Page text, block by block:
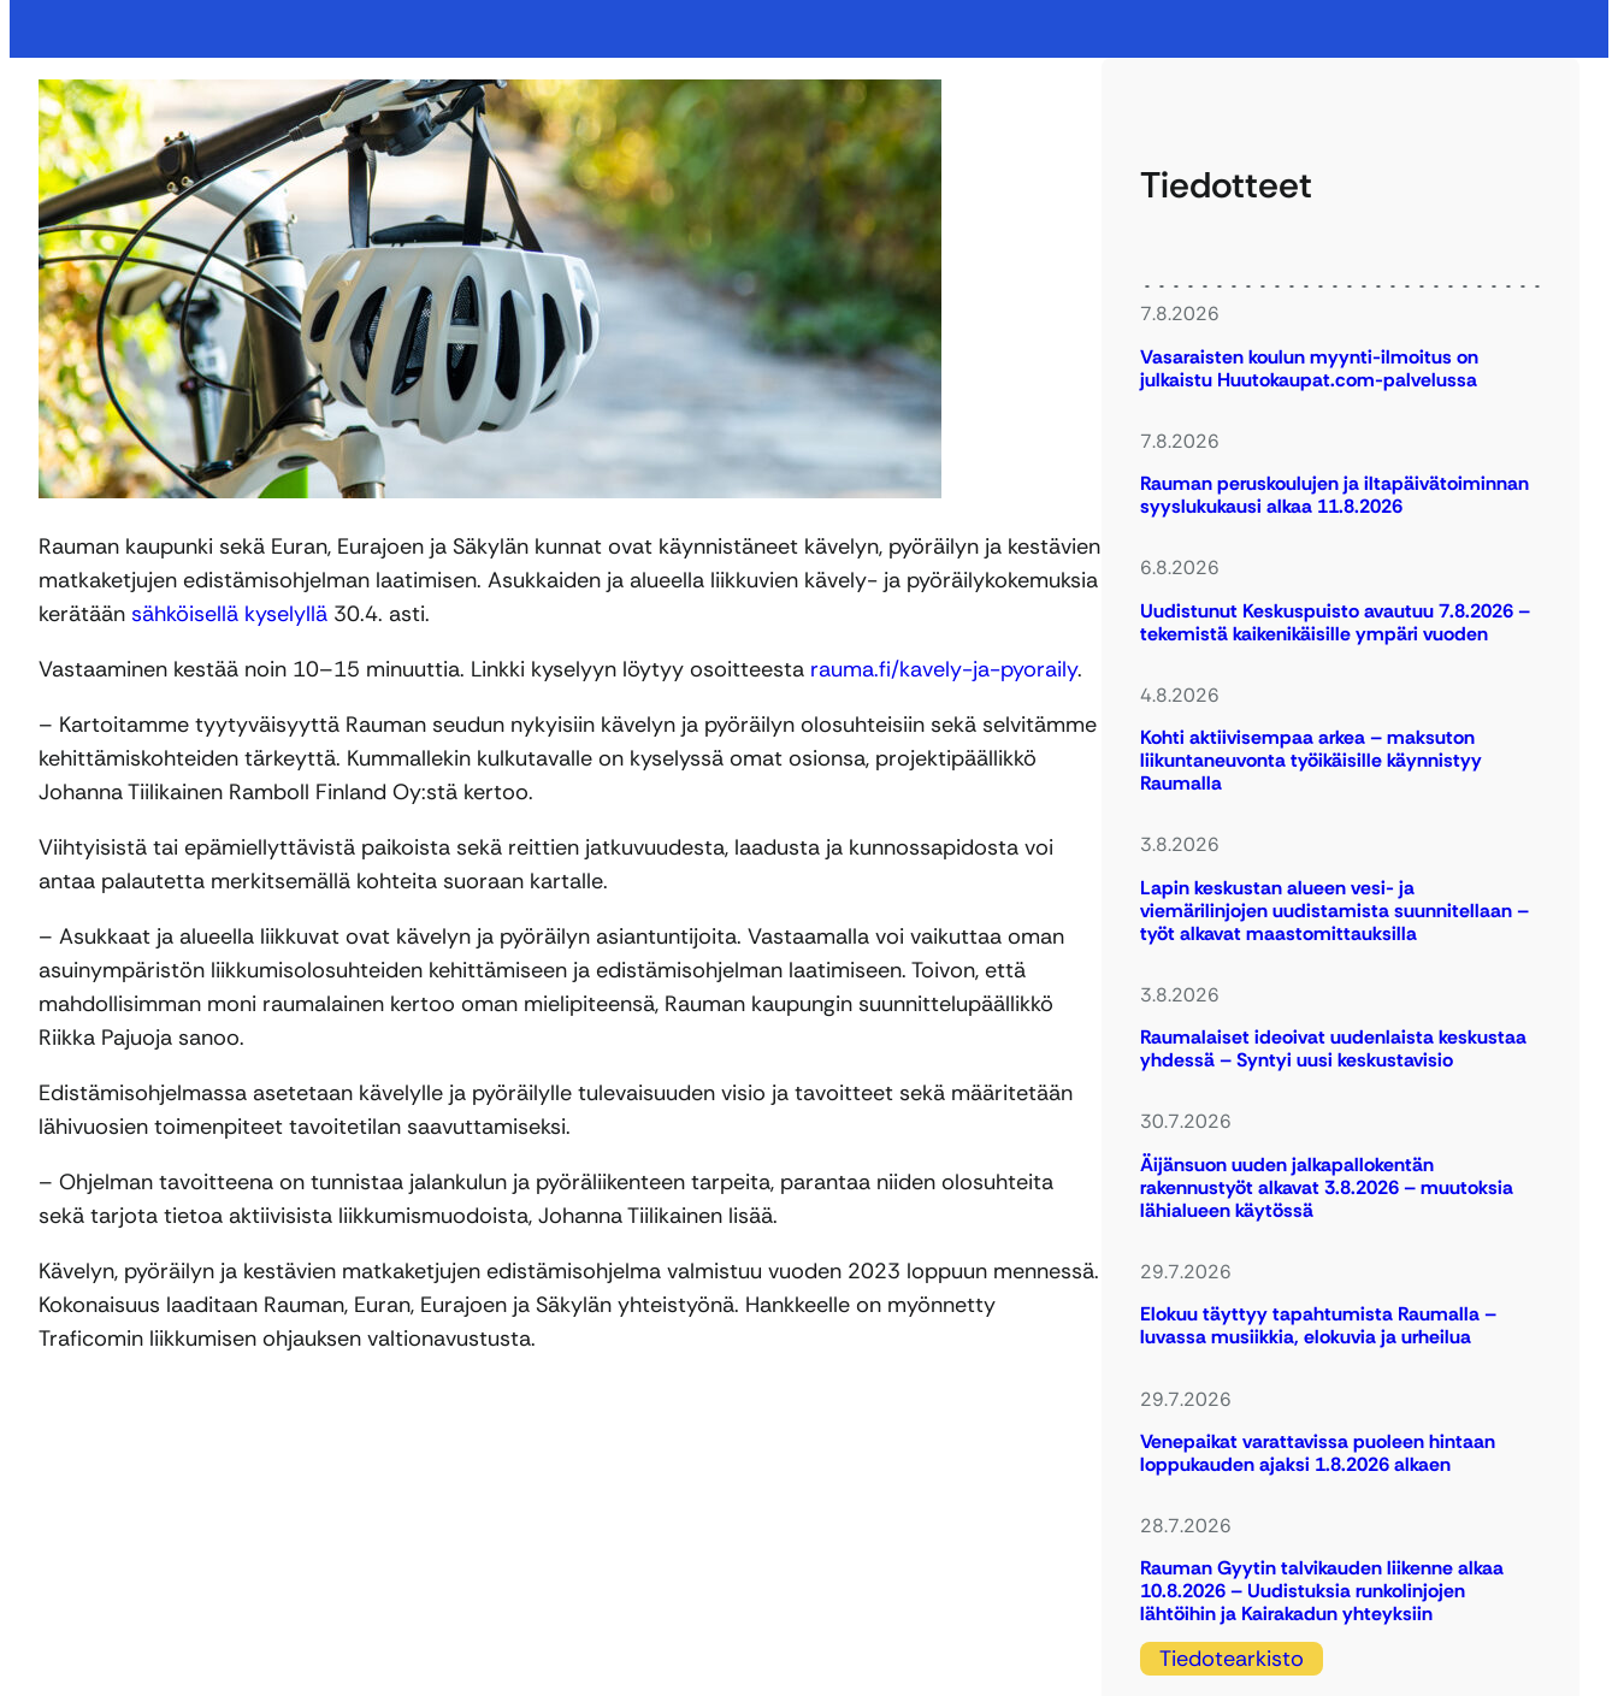
Rauman kaupunki sekä Euran, Eurajoen ja Säkylän kunnat ovat käynnistäneet kävelyn, pyöräilyn ja kestävien
matkaketjujen edistämisohjelman laatimisen. Asukkaiden ja alueella liikkuvien kävely- ja pyöräilykokemuksia
kerätään sähköisellä kyselyllä 30.4. asti.
Vastaaminen kestää noin 10–15 minuuttia. Linkki kyselyyn löytyy osoitteesta rauma.fi/kavely-ja-pyoraily.
– Kartoitamme tyytyväisyyttä Rauman seudun nykyisiin kävelyn ja pyöräilyn olosuhteisiin sekä selvitämme
kehittämiskohteiden tärkeyttä. Kummallekin kulkutavalle on kyselyssä omat osionsa, projektipäällikkö
Johanna Tiilikainen Ramboll Finland Oy:stä kertoo.
Viihtyisistä tai epämiellyttävistä paikoista sekä reittien jatkuvuudesta, laadusta ja kunnossapidosta voi
antaa palautetta merkitsemällä kohteita suoraan kartalle.
– Asukkaat ja alueella liikkuvat ovat kävelyn ja pyöräilyn asiantuntijoita. Vastaamalla voi vaikuttaa oman
asuinympäristön liikkumisolosuhteiden kehittämiseen ja edistämisohjelman laatimiseen. Toivon, että
mahdollisimman moni raumalainen kertoo oman mielipiteensä, Rauman kaupungin suunnittelupäällikkö
Riikka Pajuoja sanoo.
Edistämisohjelmassa asetetaan kävelylle ja pyöräilylle tulevaisuuden visio ja tavoitteet sekä määritetään
lähivuosien toimenpiteet tavoitetilan saavuttamiseksi.
– Ohjelman tavoitteena on tunnistaa jalankulun ja pyöräliikenteen tarpeita, parantaa niiden olosuhteita
sekä tarjota tietoa aktiivisista liikkumismuodoista, Johanna Tiilikainen lisää.
Kävelyn, pyöräilyn ja kestävien matkaketjujen edistämisohjelma valmistuu vuoden 2023 loppuun mennessä.
Kokonaisuus laaditaan Rauman, Euran, Eurajoen ja Säkylän yhteistyönä. Hankkeelle on myönnetty
Traficomin liikkumisen ohjauksen valtionavustusta.
Tiedotteet
7.8.2026
Vasaraisten koulun myynti-ilmoitus on
julkaistu Huutokaupat.com-palvelussa
7.8.2026
Rauman peruskoulujen ja iltapäivätoiminnan
syyslukukausi alkaa 11.8.2026
6.8.2026
Uudistunut Keskuspuisto avautuu 7.8.2026 –
tekemistä kaikenikäisille ympäri vuoden
4.8.2026
Kohti aktiivisempaa arkea – maksuton
liikuntaneuvonta työikäisille käynnistyy
Raumalla
3.8.2026
Lapin keskustan alueen vesi- ja
viemärilinjojen uudistamista suunnitellaan –
työt alkavat maastomittauksilla
3.8.2026
Raumalaiset ideoivat uudenlaista keskustaa
yhdessä – Syntyi uusi keskustavisio
30.7.2026
Äijänsuon uuden jalkapallokentän
rakennustyöt alkavat 3.8.2026 – muutoksia
lähialueen käytössä
29.7.2026
Elokuu täyttyy tapahtumista Raumalla –
luvassa musiikkia, elokuvia ja urheilua
29.7.2026
Venepaikat varattavissa puoleen hintaan
loppukauden ajaksi 1.8.2026 alkaen
28.7.2026
Rauman Gyytin talvikauden liikenne alkaa
10.8.2026 – Uudistuksia runkolinjojen
lähtöihin ja Kairakadun yhteyksiin
Tiedotearkisto